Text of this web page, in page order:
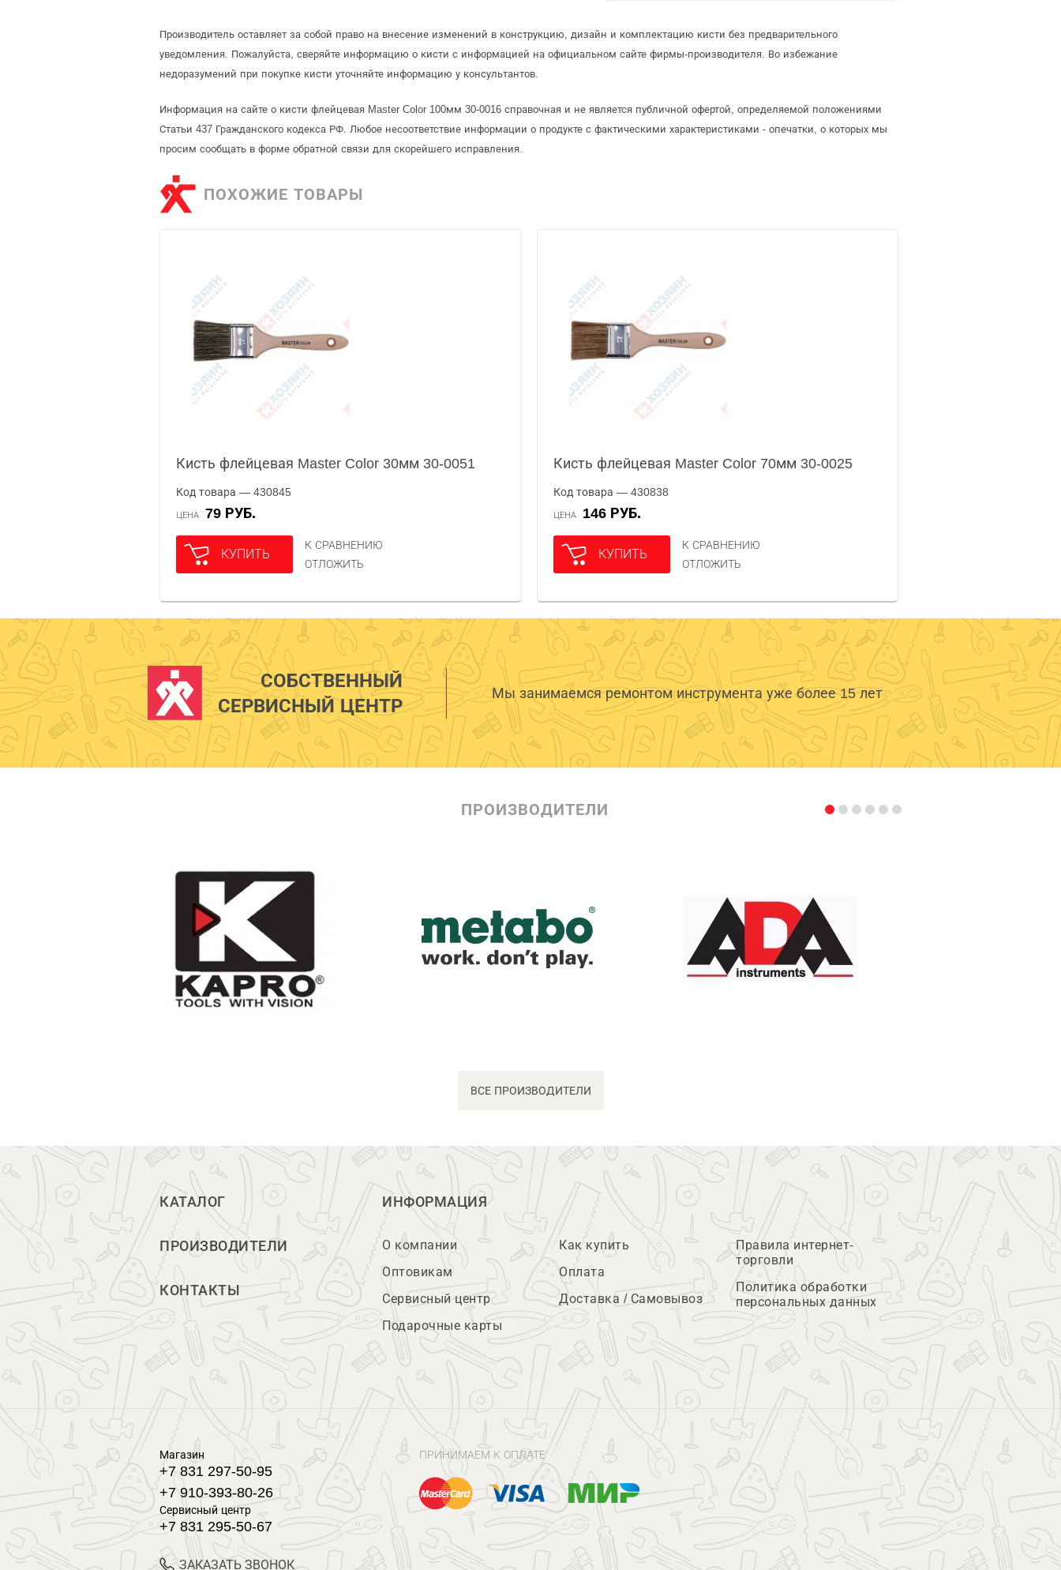
Производитель оставляет за собой право на внесение изменений в конструкцию, дизайн и комплектацию кисти без предварительного
уведомления. Пожалуйста, сверяйте информацию о кисти с информацией на официальном сайте фирмы-производителя. Во избежание
недоразумений при покупке кисти уточняйте информацию у консультантов.
Информация на сайте о кисти флейцевая Master Color 100мм 30-0016 справочная и не является публичной офертой, определяемой положениями
Статьи 437 Гражданского кодекса РФ. Любое несоответствие информации о продукте с фактическими характеристиками - опечатки, о которых мы
просим сообщать в форме обратной связи для скорейшего исправления.
ПОХОЖИЕ ТОВАРЫ
Кисть флейцевая Master Color 30мм 30-0051
Код товара — 430845
ЦЕНА 79 РУБ.
КУПИТЬ
К СРАВНЕНИЮ
ОТЛОЖИТЬ
Кисть флейцевая Master Color 70мм 30-0025
Код товара — 430838
ЦЕНА 146 РУБ.
КУПИТЬ
К СРАВНЕНИЮ
ОТЛОЖИТЬ
СОБСТВЕННЫЙ
СЕРВИСНЫЙ ЦЕНТР
Мы занимаемся ремонтом инструмента уже более 15 лет
ПРОИЗВОДИТЕЛИ
ВСЕ ПРОИЗВОДИТЕЛИ
КАТАЛОГ
ПРОИЗВОДИТЕЛИ
КОНТАКТЫ
ИНФОРМАЦИЯ
О компании
Оптовикам
Сервисный центр
Подарочные карты
Как купить
Оплата
Доставка / Самовывоз
Правила интернет-
торговли
Политика обработки
персональных данных
Магазин
+7 831 297-50-95
+7 910-393-80-26
Сервисный центр
+7 831 295-50-67
ЗАКАЗАТЬ ЗВОНОК
ПРИНИМАЕМ К ОПЛАТЕ